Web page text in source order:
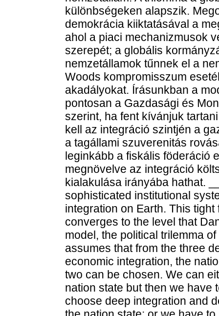
különbségeken alapszik.
demokrácia kiiktatásával a
ahol a piaci mechanizmusok
szerepét; a globális
nemzetállamok tűnnek el a
Woods kompromisszum
akadályokat. Írásunkban a
pontosan a Gazdasági és
szerint, ha fent kívánjuk
kell az integráció szintjén a
a tagállami szuverenitás
leginkább a fiskális föderáció
megnövelve az integráció
kialakulása irányába hathat.
sophisticated institutional
integration on Earth. This
converges to the level that
model, the political trilemma
assumes that from the three
economic integration, the
two can be chosen. We can
nation state but then we have
choose deep integration and